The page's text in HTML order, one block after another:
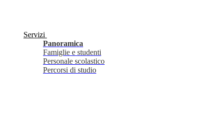
Servizi
Panoramica
Famiglie e studenti
Personale scolastico
Percorsi di studio